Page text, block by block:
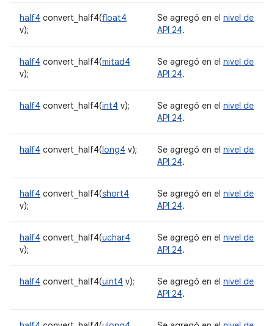
half4 convert_half4(float4
v);
Se agregó en el nivel de
API 24.
half4 convert_half4(mitad4
v);
Se agregó en el nivel de
API 24.
half4 convert_half4(int4 v); Se agregó en el nivel de
API 24.
half4 convert_half4(long4 v); Se agregó en el nivel de
API 24.
half4 convert_half4(short4
v);
Se agregó en el nivel de
API 24.
half4 convert_half4(uchar4
v);
Se agregó en el nivel de
API 24.
half4 convert_half4(uint4 v); Se agregó en el nivel de
API 24.